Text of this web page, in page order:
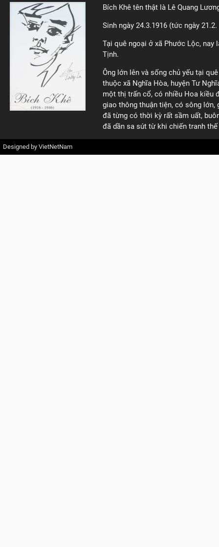
Bích Khê tên thật là Lê Quang
Sinh ngày 24.3.1916 (tức ngày
Tại quê ngoại ở xã Phước Lộc, nay
Tịnh.
Ông lớn lên và sống chủ yếu tại
thuộc xã Nghĩa Hòa, huyện Tư
một thị trấn cổ, có nhiều Hoa kiều
giao thông thuận tiện, có sông lớn,
đã từng có thời kỳ rất sầm uất,
đã dần sa sút từ khi chiến tranh
Designed byVietNetNam